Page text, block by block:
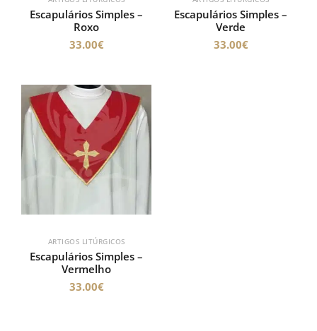
Escapulários Simples –
Roxo
33.00€
Escapulários Simples –
Verde
33.00€
ARTIGOS LITÚRGICOS
Escapulários Simples –
Vermelho
33.00€